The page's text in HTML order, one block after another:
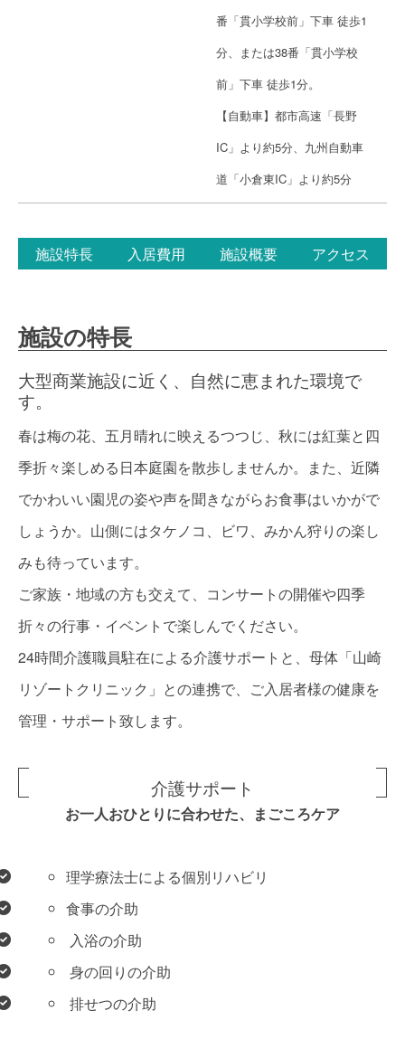
番「貫小学校前」下車 徒歩1
分、または38番「貫小学校
前」下車 徒歩1分。
【自動車】都市高速「長野
IC」より約5分、九州自動車
道「小倉東IC」より約5分
施設特長 入居費用 施設概要 アクセス
施設の特長
大型商業施設に近く、自然に恵まれた環境で
す。
春は梅の花、五月晴れに映えるつつじ、秋には紅葉と四
季折々楽しめる日本庭園を散歩しませんか。また、近隣
でかわいい園児の姿や声を聞きながらお食事はいかがで
しょうか。山側にはタケノコ、ビワ、みかん狩りの楽し
みも待っています。
ご家族・地域の方も交えて、コンサートの開催や四季
折々の行事・イベントで楽しんでください。
24時間介護職員駐在による介護サポートと、母体「山崎
リゾートクリニック」との連携で、ご入居者様の健康を
管理・サポート致します。
介護サポート
お一人おひとりに合わせた、まごころケア
理学療法士による個別リハビリ
食事の介助
入浴の介助
身の回りの介助
排せつの介助